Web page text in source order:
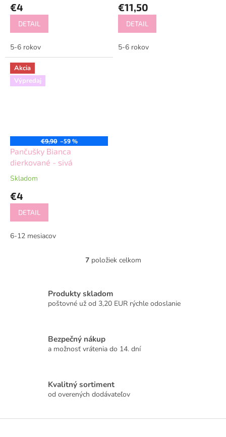
€4
DETAIL
5-6 rokov
€11,50
DETAIL
5-6 rokov
Akcia
Výpredaj
€9,90 –59 %
Pančušky Bianca
dierkované - sivá
Skladom
€4
DETAIL
6-12 mesiacov
O
á
d
p
y
v
p
7položiek celkom
Produkty skladom
poštovné už od 3,20 EUR rýchle odoslanie
Bezpečný nákup
a možnosť vrátenia do 14. dní
Kvalitný sortiment
od overených dodávateľov